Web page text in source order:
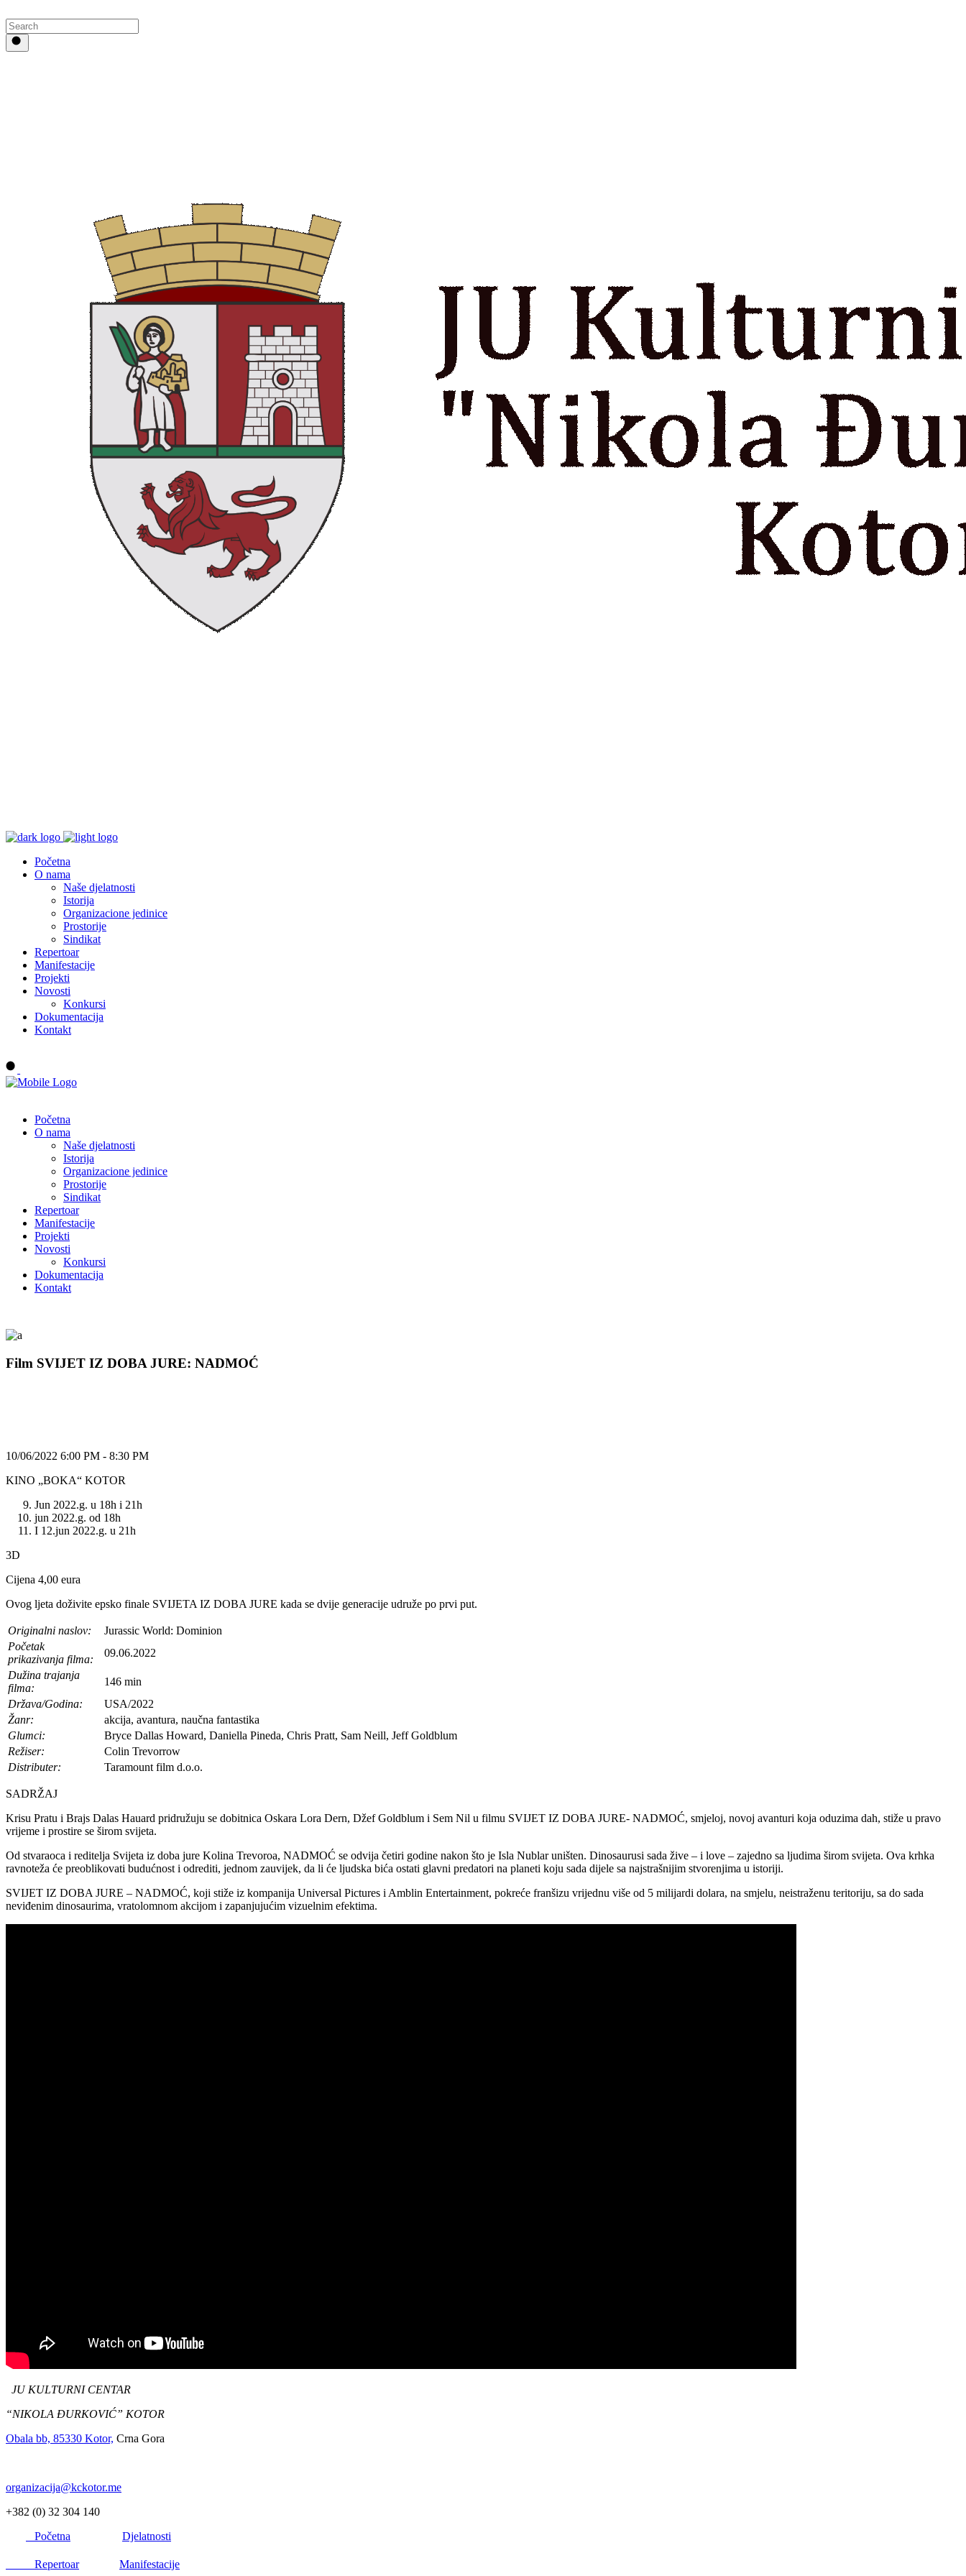
Početna
O nama
Naše djelatnosti
Istorija
Organizacione jedinice
Prostorije
Sindikat
Repertoar
Manifestacije
Projekti
Novosti
Konkursi
Dokumentacija
Kontakt
Početna
O nama
Naše djelatnosti
Istorija
Organizacione jedinice
Prostorije
Sindikat
Repertoar
Manifestacije
Projekti
Novosti
Konkursi
Dokumentacija
Kontakt
Film SVIJET IZ DOBA JURE: NADMOĆ
10/06/2022 6:00 PM - 8:30 PM
KINO „BOKA“ KOTOR
Jun 2022.g. u 18h i 21h
jun 2022.g. od 18h
I 12.jun 2022.g. u 21h
3D
Cijena 4,00 eura
Ovog ljeta doživite epsko finale SVIJETA IZ DOBA JURE kada se dvije generacije udruže po prvi put.
Originalni naslov:
Jurassic World: Dominion
Početak
prikazivanja filma:
09.06.2022
Dužina trajanja
filma:
146 min
Država/Godina:
USA/2022
Žanr:
akcija, avantura, naučna fantastika
Glumci:
Bryce Dallas Howard, Daniella Pineda, Chris Pratt, Sam Neill, Jeff Goldblum
Režiser:
Colin Trevorrow
Distributer:
Taramount film d.o.o.
SADRŽAJ
Krisu Pratu i Brajs Dalas Hauard pridružuju se dobitnica Oskara Lora Dern, Džef Goldblum i Sem Nil u filmu SVIJET IZ DOBA JURE- NADMOĆ, smjeloj, novoj avanturi koja oduzima dah, stiže u pravo
vrijeme i prostire se širom svijeta.
Od stvaraoca i reditelja Svijeta iz doba jure Kolina Trevoroa, NADMOĆ se odvija četiri godine nakon što je Isla Nublar uništen. Dinosaurusi sada žive – i love – zajedno sa ljudima širom svijeta. Ova krhka
ravnoteža će preoblikovati budućnost i odrediti, jednom zauvijek, da li će ljudska bića ostati glavni predatori na planeti koju sada dijele sa najstrašnijim stvorenjima u istoriji.
SVIJET IZ DOBA JURE – NADMOĆ, koji stiže iz kompanija Universal Pictures i Amblin Entertainment, pokreće franšizu vrijednu više od 5 milijardi dolara, na smjelu, neistraženu teritoriju, sa do sada
neviđenim dinosaurima, vratolomnom akcijom i zapanjujućim vizuelnim efektima.
JU KULTURNI CENTAR
“NIKOLA ĐURKOVIĆ” KOTOR
Obala bb, 85330 Kotor, Crna Gora
organizacija@kckotor.me
+382 (0) 32 304 140
Početna
Djelatnosti
Repertoar Manifestacije